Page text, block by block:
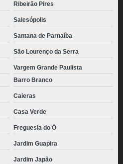
Ribeirão Pires
Salesópolis
Santana de Parnaíba
São Lourenço da Serra
Vargem Grande Paulista
Barro Branco
Caieras
Casa Verde
Freguesia do Ó
Jardim Guapira
Jardim Japão